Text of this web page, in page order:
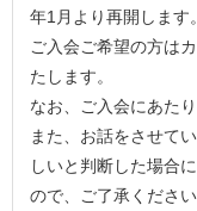
年1月より再開します。
ご入会ご希望の方は
たします。
なお、ご入会にあた
また、お話をさせて
しいと判断した場合
ので、ご了承ください